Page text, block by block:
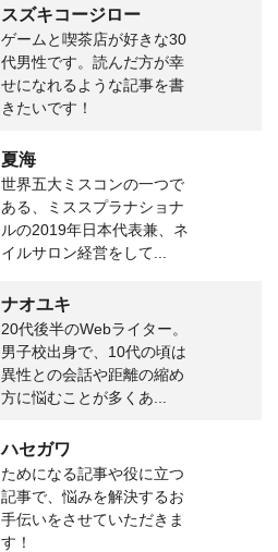
スズキコージロー
ゲームと喫茶店が好きな30
代男性です。読んだ方が幸
せになれるような記事を書
きたいです！
夏海
世界五大ミスコンの一つで
ある、ミススプラナショナ
ルの2019年日本代表兼、ネ
イルサロン経営をして...
ナオユキ
20代後半のWebライター。
男子校出身で、10代の頃は
異性との会話や距離の縮め
方に悩むことが多くあ...
ハセガワ
ためになる記事や役に立つ
記事で、悩みを解決するお
手伝いをさせていただきま
す！